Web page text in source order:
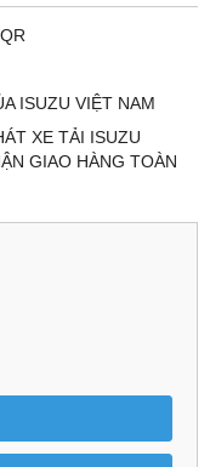
ISUZU VIỆT NAM
XE TẢI ISUZU
GIAO HÀNG TOÀN